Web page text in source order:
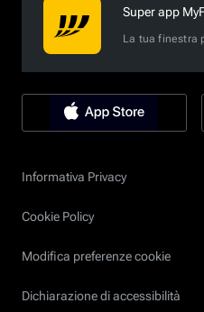
Super app
La tua finestra
Informativa Privacy
Cookie Policy
Modifica preferenze cookie
Dichiarazione di accessibilità